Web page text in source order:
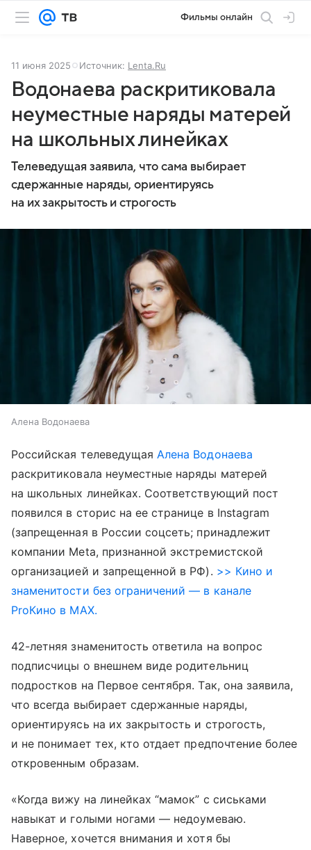
Фильмы онлайн
11 июня 2025 Источник: Lenta.Ru
Водонаева раскритиковала
неуместные наряды матерей
на школьных линейках
Телеведущая заявила, что сама выбирает
сдержанные наряды, ориентируясь
на их закрытость и строгость
Алена Водонаева
Российская телеведущаяАлена Водонаева
раскритиковала неуместные наряды матерей
на школьных линейках. Соответствующий пост
появился в сторис на ее странице в Instagram
(запрещенная в России соцсеть; принадлежит
компании Meta, признанной экстремистской
организацией и запрещенной в РФ). >> Кино и
знаменитости без ограничений — в канале
ProКино в MAX.
42-летняя знаменитость ответила на вопрос
подписчицы о внешнем виде родительниц
подростков на Первое сентября. Так, она заявила,
что всегда выбирает сдержанные наряды,
ориентируясь на их закрытость и строгость,
и не понимает тех, кто отдает предпочтение более
откровенным образам.
«Когда вижу на линейках “мамок” с сиськами
навыкат и голыми ногами — недоумеваю.
Наверное, хочется внимания и хотя бы